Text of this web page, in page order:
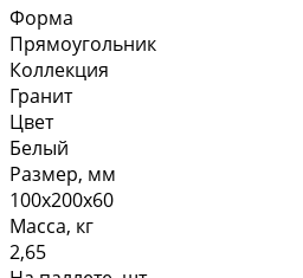
Форма
Прямоугольник
Коллекция
Гранит
Цвет
Белый
Размер, мм
100х200х60
Масса, кг
2,65